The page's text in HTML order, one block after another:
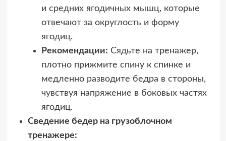
и средних ягодичных мышц, которые
отвечают за округлость и форму
ягодиц.
Рекомендации: Сядьте на тренажер,
плотно прижмите спину к спинке и
медленно разводите бедра в стороны,
чувствуя напряжение в боковых частях
ягодиц.
Сведение бедер на грузоблочном
тренажере: